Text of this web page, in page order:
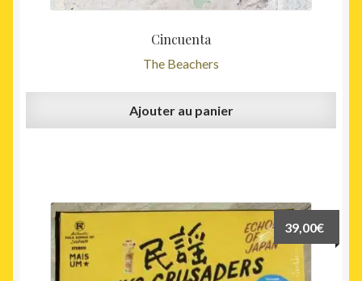
Cincuenta
The Beachers
Ajouter au panier
39,00€